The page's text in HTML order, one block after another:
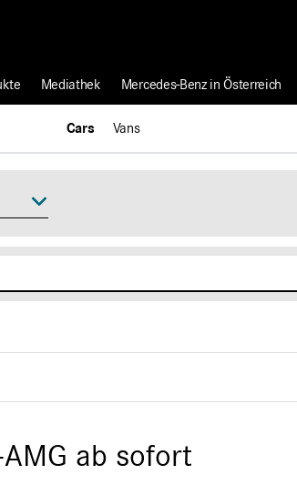
Cars Vans
Mediathek Mercedes-Benz in Österreich
ab sofort